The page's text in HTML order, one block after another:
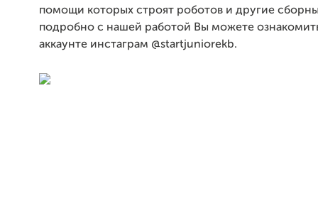
помощи которых строят роботов и другие
подробно с нашей работой Вы можете
аккаунте инстаграм @startjuniorekb.